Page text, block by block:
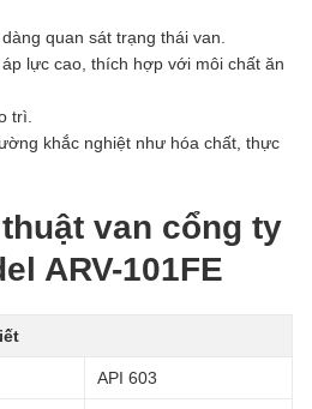
quan sát trạng thái van.
lực cao, thích hợp với môi chất ăn
trì.
khắc nghiệt như hóa chất, thực
van cổng ty
ARV-101FE
API 603